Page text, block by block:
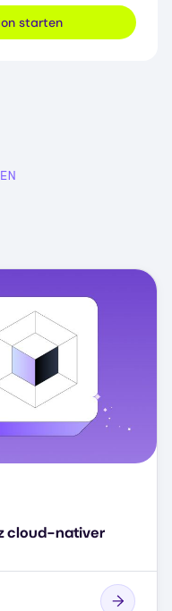
starten
cloud-nativer